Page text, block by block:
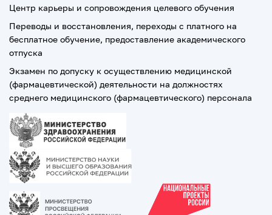
Центр карьеры и сопровождения целевого обучения
Переводы и восстановления, переходы с платного на
бесплатное обучение, предоставление академического
отпуска
Экзамен по допуску к осуществлению медицинской
(фармацевтической) деятельности на должностях
среднего медицинского (фармацевтического) персонала